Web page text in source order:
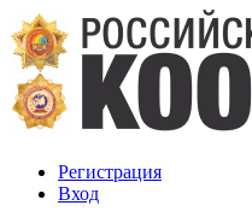
Регистрация
Вход